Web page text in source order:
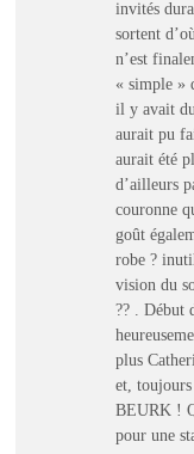
invités
sortent
n’est
« simple »
il y avait
aurait pu
aurait été
d’ailleurs
couronne
goût
robe ?
vision du
?? . Début
plus
et,
BEURK !
pour une